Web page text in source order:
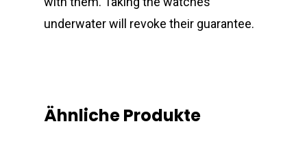
underwater will revoke their guarantee.
Ähnliche Produkte